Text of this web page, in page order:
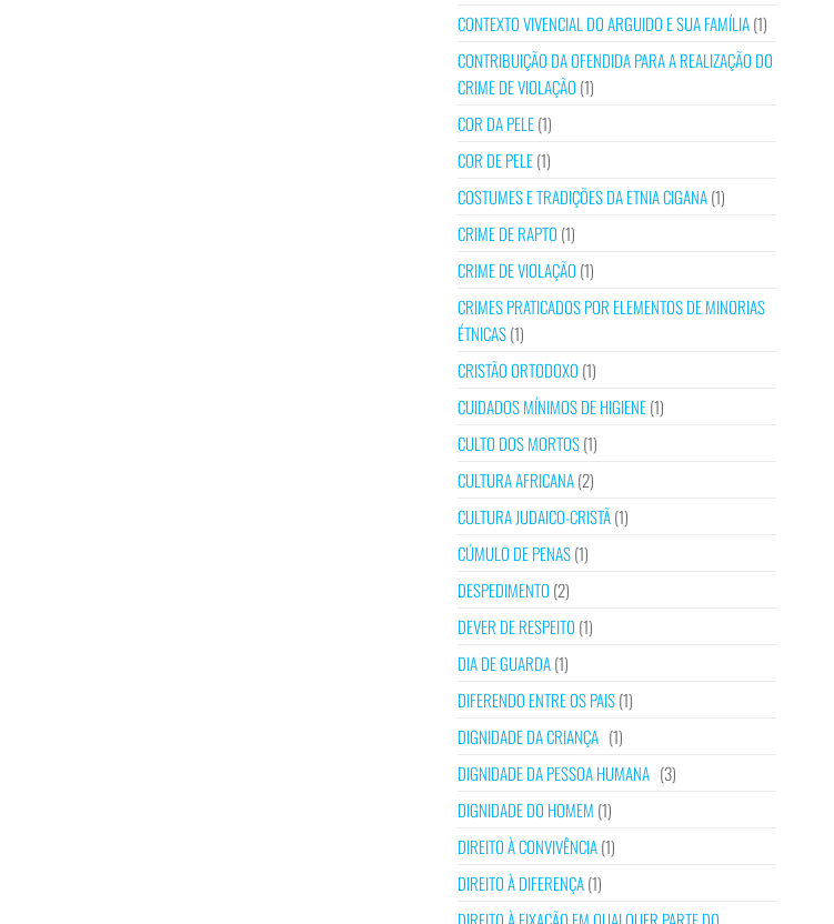
CONTEXTO VIVENCIAL DO ARGUIDO E SUA FAMÍLIA(1)
CONTRIBUIÇÃO DA OFENDIDA PARA A REALIZAÇÃO DO
CRIME DE VIOLAÇÃO (1)
COR DA PELE(1)
COR DE PELE(1)
COSTUMES E TRADIÇÕES DA ETNIA CIGANA(1)
CRIME DE RAPTO (1)
CRIME DE VIOLAÇÃO (1)
CRIMES PRATICADOS POR ELEMENTOS DE MINORIAS
ÉTNICAS(1)
CRISTÃO ORTODOXO (1)
CUIDADOS MÍNIMOS DE HIGIENE(1)
CULTO DOS MORTOS(1)
CULTURA AFRICANA(2)
CULTURA JUDAICO-CRISTÃ(1)
CÚMULO DE PENAS(1)
DESPEDIMENTO (2)
DEVER DE RESPEITO (1)
DIA DE GUARDA(1)
DIFERENDO ENTRE OS PAIS(1)
DIGNIDADE DA CRIANÇA (1)
DIGNIDADE DA PESSOA HUMANA (3)
DIGNIDADE DO HOMEM (1)
DIREITO À CONVIVÊNCIA(1)
DIREITO À DIFERENÇA(1)